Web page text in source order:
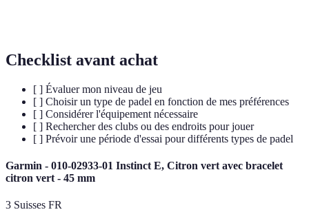
Checklist avant achat
[ ] Évaluer mon niveau de jeu
[ ] Choisir un type de padel en fonction de mes préférences
[ ] Considérer l'équipement nécessaire
[ ] Rechercher des clubs ou des endroits pour jouer
[ ] Prévoir une période d'essai pour différents types de padel
Garmin - 010-02933-01 Instinct E, Citron vert avec bracelet
citron vert - 45 mm
3 Suisses FR